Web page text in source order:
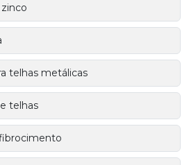
telhas metálicas
telhas